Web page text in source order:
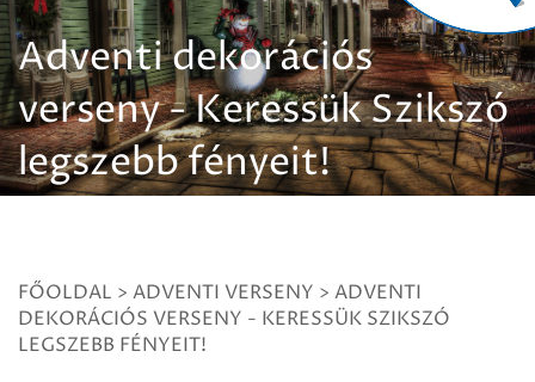
Adventi dekorációs
verseny - Keressük Szikszó
legszebb fényeit!
FŐOLDAL > ADVENTI VERSENY > ADVENTI
DEKORÁCIÓS VERSENY - KERESSÜK SZIKSZÓ
LEGSZEBB FÉNYEIT!